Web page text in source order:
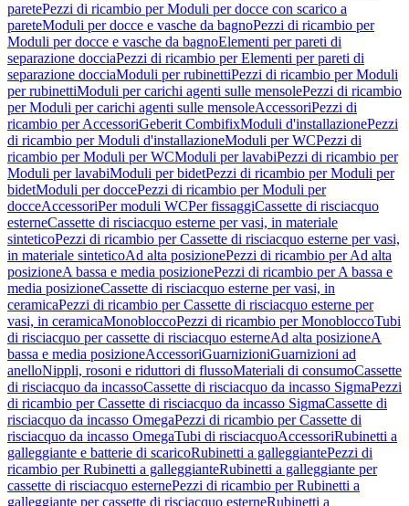
paretePezzi di ricambio per Moduli per docce con scarico a
pareteModuli per docce e vasche da bagnoPezzi di ricambio per
Moduli per docce e vasche da bagnoElementi per pareti di
separazione docciaPezzi di ricambio per Elementi per pareti di
separazione docciaModuli per rubinettiPezzi di ricambio per Moduli
per rubinettiModuli per carichi agenti sulle mensolePezzi di ricambio
per Moduli per carichi agenti sulle mensoleAccessoriPezzi di
ricambio per AccessoriGeberit CombifixModuli d'installazionePezzi
di ricambio per Moduli d'installazioneModuli per WCPezzi di
ricambio per Moduli per WCModuli per lavabiPezzi di ricambio per
Moduli per lavabiModuli per bidetPezzi di ricambio per Moduli per
bidetModuli per doccePezzi di ricambio per Moduli per
docceAccessoriPer moduli WCPer fissaggiCassette di risciacquo
esterneCassette di risciacquo esterne per vasi, in materiale
sinteticoPezzi di ricambio per Cassette di risciacquo esterne per vasi,
in materiale sinteticoAd alta posizionePezzi di ricambio per Ad alta
posizioneA bassa e media posizionePezzi di ricambio per A bassa e
media posizioneCassette di risciacquo esterne per vasi, in
ceramicaPezzi di ricambio per Cassette di risciacquo esterne per
vasi, in ceramicaMonobloccoPezzi di ricambio per MonobloccoTubi
di risciacquo per cassette di risciacquo esterneAd alta posizioneA
bassa e media posizioneAccessoriGuarnizioniGuarnizioni ad
anelloNippli, rosoni e riduttori di flussoMateriali di consumoCassette
di risciacquo da incassoCassette di risciacquo da incasso SigmaPezzi
di ricambio per Cassette di risciacquo da incasso SigmaCassette di
risciacquo da incasso OmegaPezzi di ricambio per Cassette di
risciacquo da incasso OmegaTubi di risciacquoAccessoriRubinetti a
galleggiante e batterie di scaricoRubinetti a galleggiantePezzi di
ricambio per Rubinetti a galleggianteRubinetti a galleggiante per
cassette di risciacquo esternePezzi di ricambio per Rubinetti a
galleggiante per cassette di risciacquo esterneRubinetti a